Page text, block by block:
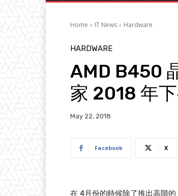
Home IT News Hardware
HARDWARE
AMD B450
家 2018 年
May 22, 2018
Facebook X
在 4月份的時候除了推出高階